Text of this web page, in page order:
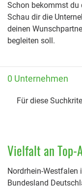
Schon bekommst du
Schau dir die
deinen
begleiten soll.
0 Unternehmen
Für diese
Vielfalt an Top-
Nordrhein-
Bundesland